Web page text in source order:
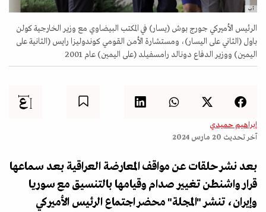
أ ب
الرئيس الأميركي جورج بوش (يسار) في المكتب البيضاوي مع وزير الخارجية كولن
باول (الثاني على اليسار)، ومستشارة الأمن القومي كوندوليزا رايس (الثانية على
اليمين) ووزير الدفاع دونالد رامسفيلد (على اليمين) عام 2001
إبراهيم حميدي
آخر تحديث 20 مارس 2024
بعد نشر حلقات عن مواقف المعارضة العراقية بعد سماعها
قرار واشنطن تغيير صدام وقيامها بالتنسيق مع سوريا
وإيران، تنشر "المجلة" محضر اجتماع الرئيس الأميركي